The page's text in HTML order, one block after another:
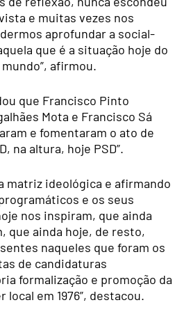
e muitas vezes nos
aprofundar a social-
que é a situação hoje do
afirmou.
que Francisco Pinto
Mota e Francisco Sá
e fomentaram o ato de
na altura, hoje PSD”.
matriz ideológica e afirmando
e os seus
nos inspiram, que ainda
que ainda hoje, de resto,
naqueles que foram os
de candidaturas
formalização e promoção da
em 1976”, destacou.